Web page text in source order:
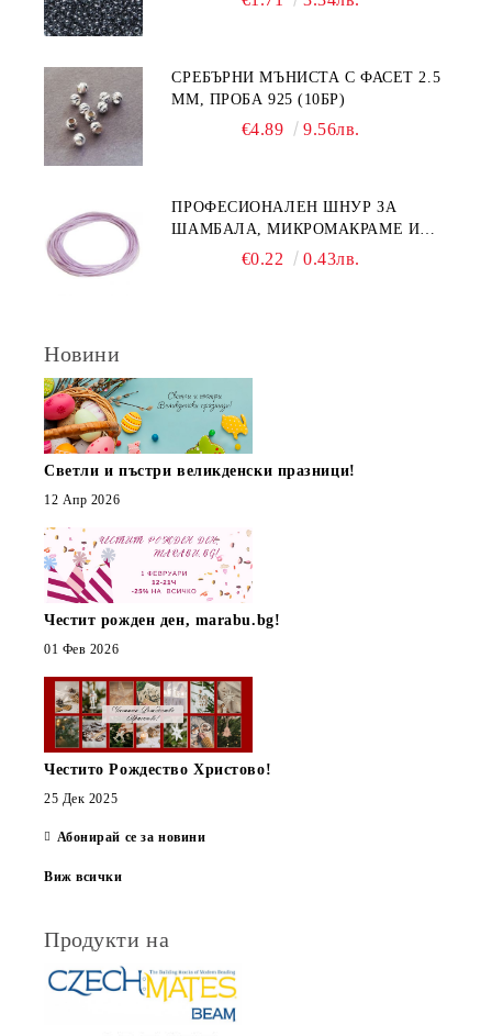
СРЕБЪРНИ МЪНИСТА С ФАСЕТ 2.5
ММ, ПРОБА 925 (10БР)
€4.89 9.56лв.
ПРОФЕСИОНАЛЕН ШНУР ЗА
ШАМБАЛА, МИКРОМАКРАМЕ И
ВЪЗЛИ,GRIFFIN, ЦВЯТ ЛЮЛЯК1ММ
€0.22 0.43лв.
Новини
Светли и пъстри великденски празници!
12 Апр 2026
Честит рожден ден, marabu.bg!
01 Фев 2026
Честито Рождество Христово!
25 Дек 2025
Абонирай се за новини
Виж всички
Продукти на